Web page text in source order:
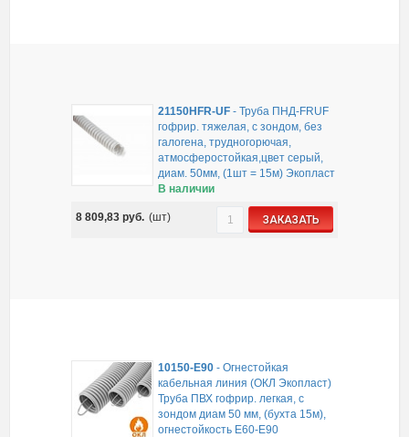
21150HFR-UF- Труба ПНД-FRUF
гофрир. тяжелая, с зондом, без
галогена, трудногорючая,
атмосферостойкая,цвет серый,
диам. 50мм, (1шт = 15м) Экопласт
В наличии
8 809,83 руб. (шт) ЗАКАЗАТЬ
10150-E90- Огнестойкая
кабельная линия (ОКЛ Экопласт)
Труба ПВХ гофрир. легкая, с
зондом диам 50 мм, (бухта 15м),
огнестойкость E60-E90